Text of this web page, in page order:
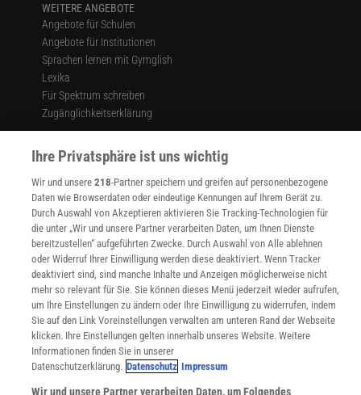
WEITERE ANGEBOTE
Angebote für Schulen
Angebote für Institutionen
Sprachen lernen mit Gymglish
Lexika
Für Spektrum schreiben
Zugänglichkeitserklärung
KielSCN
Wissenschaft in die Schulen
SciLogs
Uns finden Sie auch hier:
Ihre Privatsphäre ist uns wichtig
Wir und unsere218-Partner speichern und greifen auf personenbezogene
Daten wie Browserdaten oder eindeutige Kennungen auf Ihrem Gerät zu.
Durch Auswahl von Akzeptieren aktivieren Sie Tracking-Technologien für
die unter „Wir und unsere Partner verarbeiten Daten, um Ihnen Dienste
bereitzustellen“ aufgeführten Zwecke. Durch Auswahl von Alle ablehnen
oder Widerruf Ihrer Einwilligung werden diese deaktiviert. Wenn Tracker
deaktiviert sind, sind manche Inhalte und Anzeigen möglicherweise nicht
mehr so relevant für Sie. Sie können dieses Menü jederzeit wieder aufrufen,
um Ihre Einstellungen zu ändern oder Ihre Einwilligung zu widerrufen, indem
Sie auf den Link Voreinstellungen verwalten am unteren Rand der Webseite
klicken. Ihre Einstellungen gelten innerhalb unseres Website. Weitere
Informationen finden Sie in unserer
Datenschutzerklärung. Datenschutz Impressum
Wir und unsere Partner verarbeiten Daten, um Folgendes